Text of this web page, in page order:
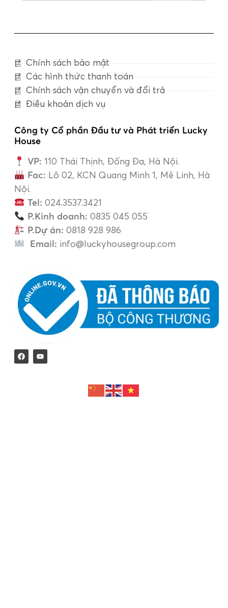
Chính sách bảo mật
Các hình thức thanh toán
Chính sách vận chuyển và đổi trả
Điều khoản dịch vụ
Công ty Cổ phần Đầu tư và Phát triển Lucky
House
VP: 110 Thái Thịnh, Đống Đa, Hà Nội.
Fac: Lô 02, KCN Quang Minh 1, Mê Linh, Hà
Nội.
Tel: 024.3537.3421
P.Kinh doanh: 0835 045 055
P.Dự án: 0818 928 986
Email: info@luckyhousegroup.com